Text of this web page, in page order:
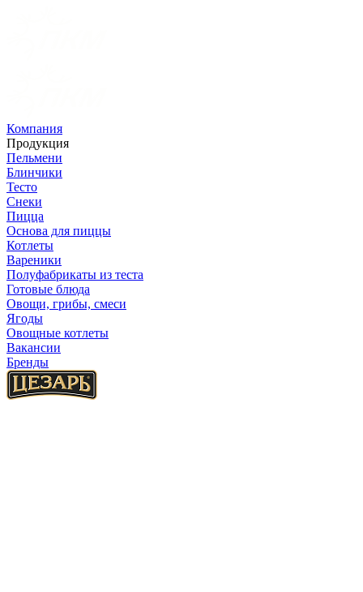
Компания
Продукция
Пельмени
Блинчики
Тесто
Снеки
Пицца
Основа для пиццы
Котлеты
Вареники
Полуфабрикаты из теста
Готовые блюда
Овощи, грибы, смеси
Ягоды
Овощные котлеты
Вакансии
Бренды